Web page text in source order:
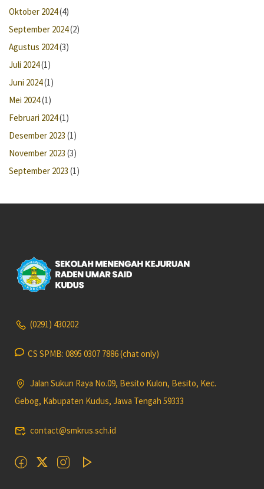
Oktober 2024(4)
September 2024(2)
Agustus 2024(3)
Juli 2024(1)
Juni 2024(1)
Mei 2024(1)
Februari 2024(1)
Desember 2023 (1)
November 2023 (3)
September 2023 (1)
(0291) 430202
CS SPMB: 0895 0307 7886 (chat only)
Jalan Sukun Raya No.09, Besito Kulon, Besito, Kec.
Gebog, Kabupaten Kudus, Jawa Tengah 59333
contact@smkrus.sch.id